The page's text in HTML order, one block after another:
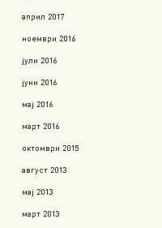
април 2017
ноември 2016
јули 2016
јуни 2016
мај 2016
март 2016
октомври 2015
август 2013
мај 2013
март 2013